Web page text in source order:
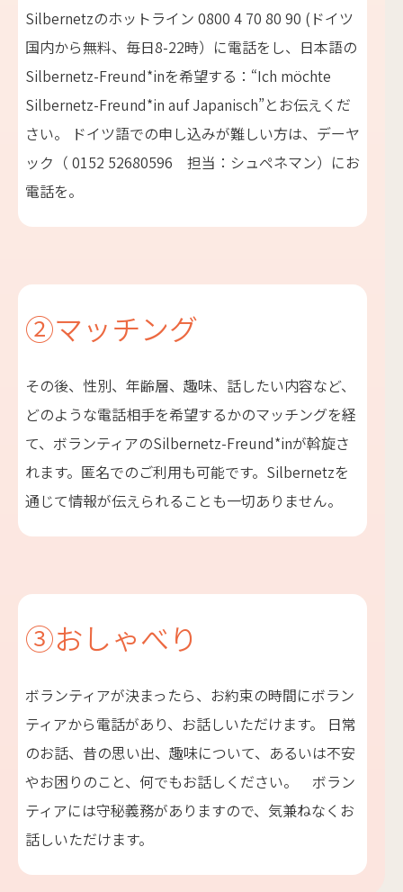
Silbernetzのホットライン 0800 4 70 80 90 (ドイツ
国内から無料、毎日8-22時）に電話をし、日本語の
Silbernetz-Freund*inを希望する：“Ich möchte
Silbernetz-Freund*in auf Japanisch”とお伝えくだ
さい。 ドイツ語での申し込みが難しい方は、デーヤ
ック（ 0152 52680596 担当：シュペネマン）にお
電話を。
②マッチング
その後、性別、年齢層、趣味、話したい内容など、
どのような電話相手を希望するかのマッチングを経
て、ボランティアのSilbernetz-Freund*inが斡旋さ
れます。匿名でのご利用も可能です。Silbernetzを
通じて情報が伝えられることも一切ありません。
③おしゃべり
ボランティアが決まったら、お約束の時間にボラン
ティアから電話があり、お話しいただけます。 日常
のお話、昔の思い出、趣味について、あるいは不安
やお困りのこと、何でもお話しください。 ボラン
ティアには守秘義務がありますので、気兼ねなくお
話しいただけます。